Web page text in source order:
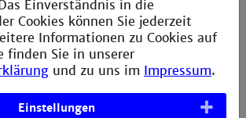
Einverständnis in die
Cookies können Sie jederzeit
Informationen zu Cookies auf
finden Sie in unserer
und zu uns im Impressum.
Einstellungen